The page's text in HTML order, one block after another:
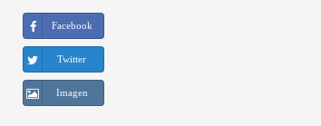
Facebook
Twitter
Imagen